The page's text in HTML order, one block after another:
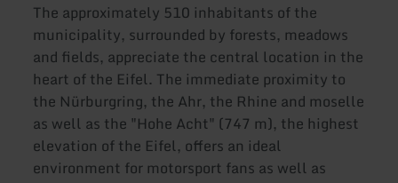
The approximately 510 inhabitants of the
municipality, surrounded by forests, meadows
and fields, appreciate the central location in the
heart of the Eifel. The immediate proximity to
the Nürburgring, the Ahr, the Rhine and moselle
as well as the "Hohe Acht" (747 m), the highest
elevation of the Eifel, offers an ideal
environment for motorsport fans as well as